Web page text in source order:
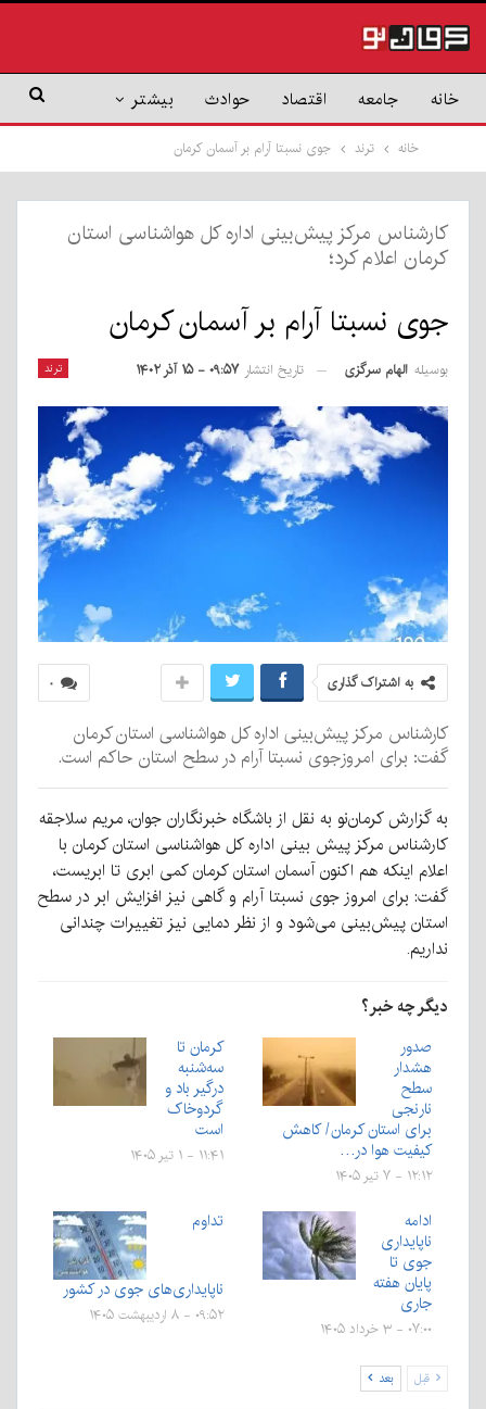
خانه جامعه اقتصاد حوادث بیشتر
خانه ترند جوی نسبتا آرام بر آسمان کرمان
کارشناس مرکز پیش‌بینی اداره کل هواشناسی استان
کرمان اعلام کرد؛
جوی نسبتا آرام بر آسمان کرمان
ترند بوسیله الهام سرگزی تاریخ انتشار ۰۹:۵۷ - ۱۵ آذر ۱۴۰۲
۰ به اشتراک گذاری
کارشناس مرکز پیش‌بینی اداره کل هواشناسی استان کرمان
گفت: برای امروزجوی نسبتا آرام در سطح استان حاکم است.
به گزارش کرمان‌نو به نقل از باشگاه خبرنگاران جوان، مریم سلاجقه
کارشناس مرکز پیش بینی اداره کل هواشناسی استان کرمان با
اعلام اینکه هم اکنون آسمان استان کرمان کمی ابری تا ابریست،
گفت: برای امروز جوی نسبتا آرام و گاهی نیز افزایش ابر در سطح
استان پیش‌بینی می‌شود و از نظر دمایی نیز تغییرات چندانی
نداریم.
دیگر چه خبر؟
صدور
هشدار
سطح
نارنجی
برای استان کرمان/ کاهش
کیفیت هوا در…
۱۲:۱۲ - ۷ تیر ۱۴۰۵
کرمان تا
سه‌شنبه
درگیر باد و
گردوخاک
است
۱۱:۴۱ - ۱ تیر ۱۴۰۵
ادامه
ناپایداری
جوی تا
پایان هفته
جاری
۰۷:۰۰ - ۳ خرداد ۱۴۰۵
تداوم
ناپایداری‌های جوی در کشور
۰۹:۵۲ - ۸ اردیبهشت ۱۴۰۵
قبل بعد